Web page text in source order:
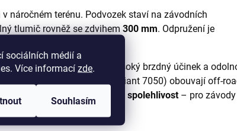
sociálních médií a
Více informací zde.
Souhlasím
náročném terénu. Podvozek staví na závodních
tlumič rovněž se zdvihem 300 mm. Odpružení je
kamenitém terénu.
a kotouč240 mm
– vysoký brzdný účinek a
Kola
(ráfky Giant 7050) obouvají off-
s důrazem na robustnost a spolehlivost– pro závody